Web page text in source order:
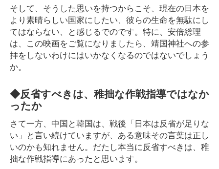
そして、そうした思いを持つからこそ、現在の日本を
より素晴らしい国家にしたい、彼らの生命を無駄にし
てはならない、と感じるでのです。特に、安倍総理
は、この映画をご覧になりましたら、靖国神社への参
拝をしないわけにはいかなくなるのではないでしょう
か。
◆反省すべきは、稚拙な作戦指導ではなか
ったか
さて一方、中国と韓国は、戦後「日本は反省が足りな
い」と言い続けていますが、ある意味その言葉は正し
いのかも知れません。だたし本当に反省すべきは、稚
拙な作戦指導にあったと思います。